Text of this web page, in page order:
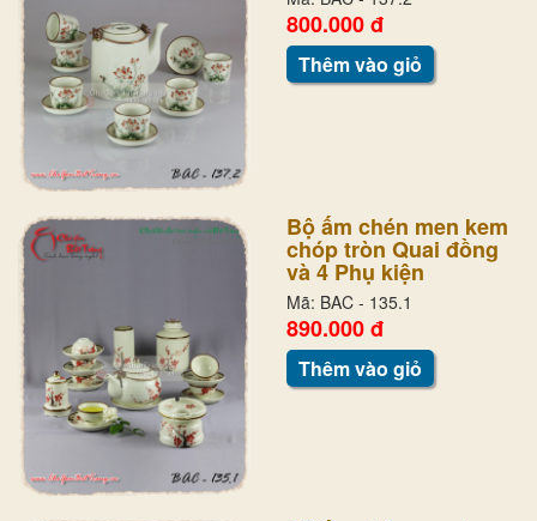
800.000 đ
Thêm vào giỏ
Bộ ấm chén men kem
chóp tròn Quai đồng
và 4 Phụ kiện
Mã: BAC - 135.1
890.000 đ
Thêm vào giỏ